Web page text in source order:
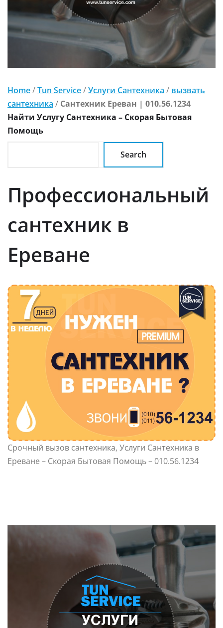
Home/Tun Service/Услуги Сантехника / вызвать
сантехника / Сантехник Ереван | 010.56.1234
Найти Услугу Сантехника – Скорая Бытовая
Помощь
Search
Профессиональный
сантехник в
Ереване
Срочный вызов сантехника, Услуги Сантехника в
Ереване – Скорая Бытовая Помощь – 010.56.1234